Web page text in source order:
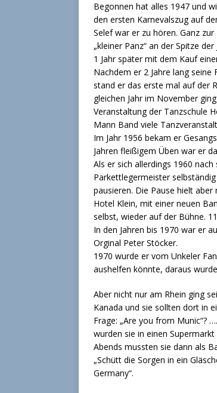
Begonnen hat alles 1947 und
den ersten Karnevalszug auf
Selef war er zu hören. Ganz
„kleiner Panz“ an der Spitze
1 Jahr später mit dem Kauf
Nachdem er 2 Jahre lang
stand er das erste mal auf der
gleichen Jahr im November
Veranstaltung der Tanzschule
Mann Band viele
Im Jahr 1956 bekam er
Jahren fleißigem Üben war er
Als er sich allerdings 1960
Parkettlegermeister
pausieren. Die Pause hielt
Hotel Klein, mit einer neuen
selbst, wieder auf der Bühne.
In den Jahren bis 1970 war er
Orginal Peter Stöcker.
1970 wurde er vom Unkeler
aushelfen könnte, daraus
Aber nicht nur am Rhein ging
Kanada und sie sollten dort in
Frage: „Are you from Munic“?
wurden sie in einen
Abends mussten sie dann als
„Schütt die Sorgen in ein
Germany“.